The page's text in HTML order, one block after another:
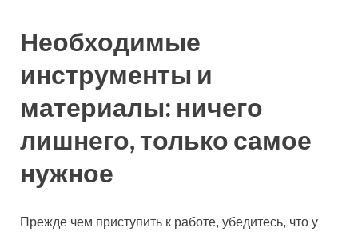
Необходимые
инструменты и
материалы: ничего
лишнего, только самое
нужное
Прежде чем приступить к работе, убедитесь, что у